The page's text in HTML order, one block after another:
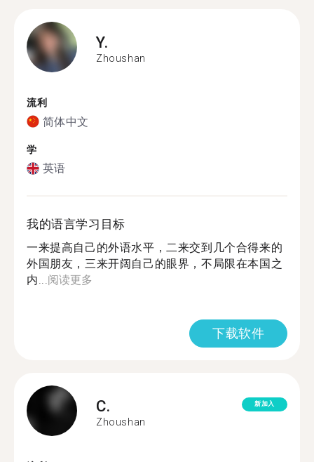
Y.
Zhoushan
流利
简体中文
学
英语
我的语言学习目标
一来提高自己的外语水平，二来交到几个合得来的
外国朋友，三来开阔自己的眼界，不局限在本国之
内...阅读更多
下载软件
C.
Zhoushan
新加入